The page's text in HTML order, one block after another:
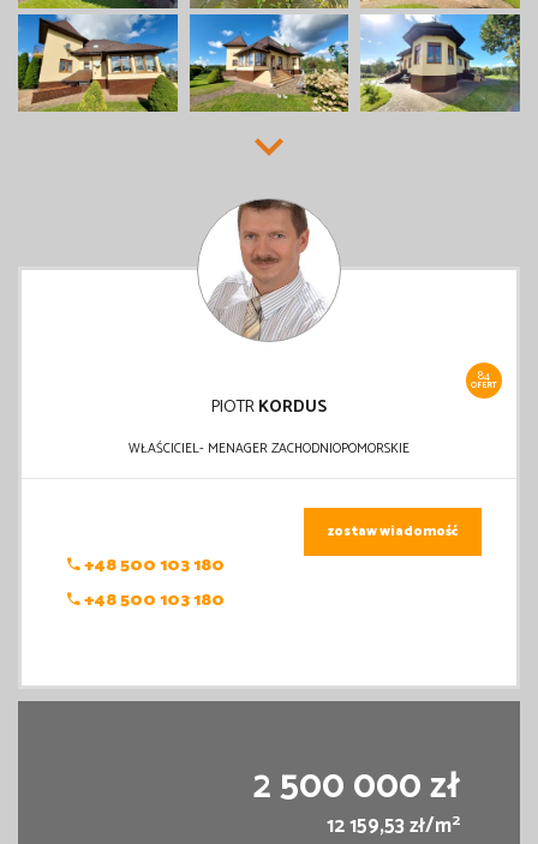
84
OFERT
PIOTRKORDUS
WŁAŚCICIEL- MENAGER ZACHODNIOPOMORSKIE
+48 500 103 180
+48 500 103 180
zostaw wiadomość
2 500 000 zł
12 159,53 zł/m2